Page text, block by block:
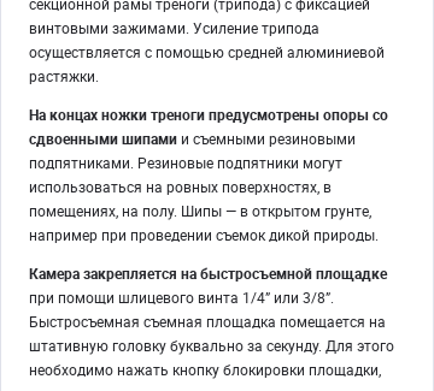
винтовыми зажимами. Усиление трипода
осуществляется с помощью средней алюминиевой
растяжки.
На концах ножки треноги предусмотрены опоры со
сдвоенными шипами и съемными резиновыми
подпятниками. Резиновые подпятники могут
использоваться на ровных поверхностях, в
помещениях, на полу. Шипы — в открытом грунте,
например при проведении съемок дикой природы.
Камера закрепляется на быстросъемной площадке
при помощи шлицевого винта 1/4” или 3/8”.
Быстросъемная съемная площадка помещается на
штативную головку буквально за секунду. Для этого
необходимо нажать кнопку блокировки площадки,